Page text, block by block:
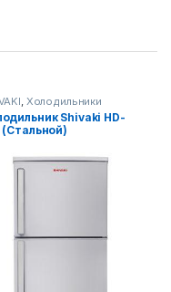
Холодильники
Shivaki HD-
(Стальной)